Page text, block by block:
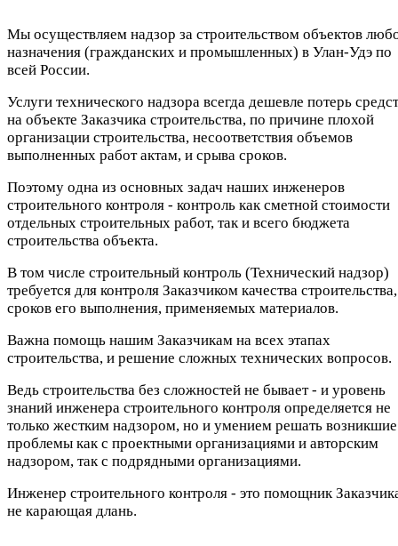
Мы осуществляем надзор за строительством объектов
назначения (гражданских и промышленных) в Улан-Удэ по
всей России.
Услуги технического надзора всегда дешевле потерь
на объекте Заказчика строительства, по причине плохой
организации строительства, несоответствия объемов
выполненных работ актам, и срыва сроков.
Поэтому одна из основных задач наших инженеров
строительного контроля - контроль как сметной стоимости
отдельных строительных работ, так и всего бюджета
строительства объекта.
В том числе строительный контроль (Технический надзор)
требуется для контроля Заказчиком качества строительства,
сроков его выполнения, применяемых материалов.
Важна помощь нашим Заказчикам на всех этапах
строительства, и решение сложных технических вопросов.
Ведь строительства без сложностей не бывает - и уровень
знаний инженера строительного контроля определяется не
только жестким надзором, но и умением решать возникшие
проблемы как с проектными организациями и авторским
надзором, так с подрядными организациями.
Инженер строительного контроля - это помощник
не карающая длань.